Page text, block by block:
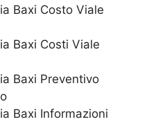
Baxi Costo Viale
Baxi Costi Viale
Baxi Preventivo
Baxi Informazioni